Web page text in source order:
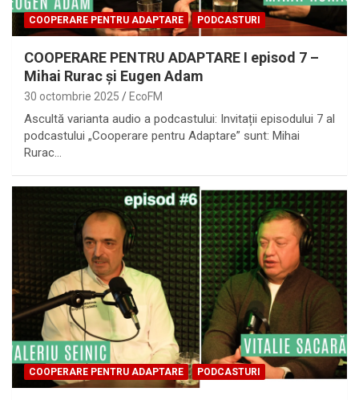
COOPERARE PENTRU ADAPTARE PODCASTURI
COOPERARE PENTRU ADAPTARE I episod 7 –
Mihai Rurac și Eugen Adam
30 octombrie 2025 EcoFM
Ascultă varianta audio a podcastului: Invitații episodului 7 al
podcastului „Cooperare pentru Adaptare” sunt: Mihai
Rurac…
COOPERARE PENTRU ADAPTARE PODCASTURI